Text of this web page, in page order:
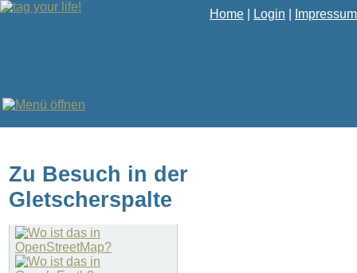
Home Login Impressum
Zu Besuch in der
Gletscherspalte